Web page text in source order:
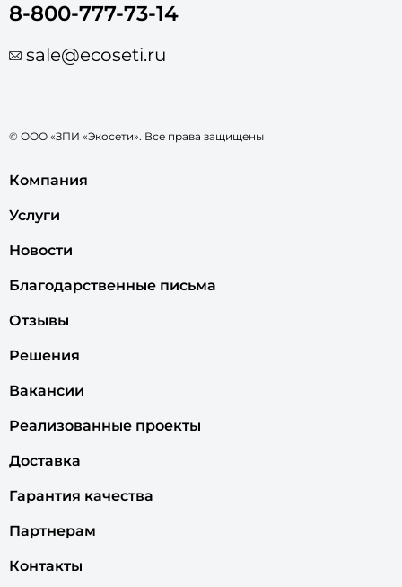
8-800-777-73-14
sale@ecoseti.ru
© ООО «ЗПИ «Экосети». Все права защищены
Компания
Услуги
Новости
Благодарственные письма
Отзывы
Решения
Вакансии
Реализованные проекты
Доставка
Гарантия качества
Партнерам
Контакты